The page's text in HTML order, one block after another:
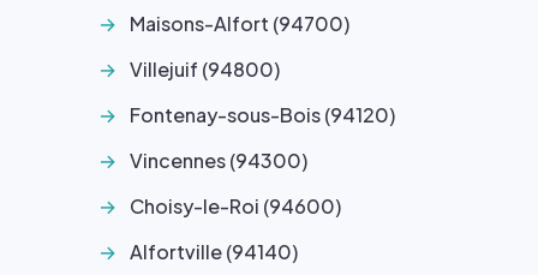
Maisons-Alfort (94700)
Villejuif (94800)
Fontenay-sous-Bois (94120)
Vincennes (94300)
Choisy-le-Roi (94600)
Alfortville (94140)